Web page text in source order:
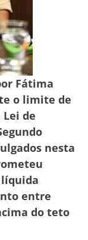
Fátima
o limite de
de
nesta
líquida
entre
do teto